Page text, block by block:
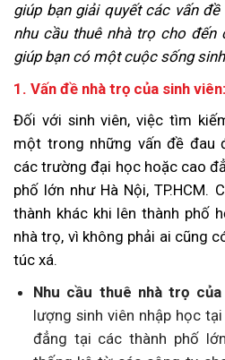
giúp bạn giải quyết các vấn
nhu cầu thuê nhà trọ cho đến
giúp bạn có một cuộc sống
1. Vấn đề nhà trọ của sinh
Đối với sinh viên, việc tìm
một trong những vấn đề đau
các trường đại học hoặc cao
phố lớn như Hà Nội, TP.HCM.
thành khác khi lên thành phố
nhà trọ, vì không phải ai cũng
túc xá.
Nhu cầu thuê nhà trọ
lượng sinh viên nhập học
đẳng tại các thành phố